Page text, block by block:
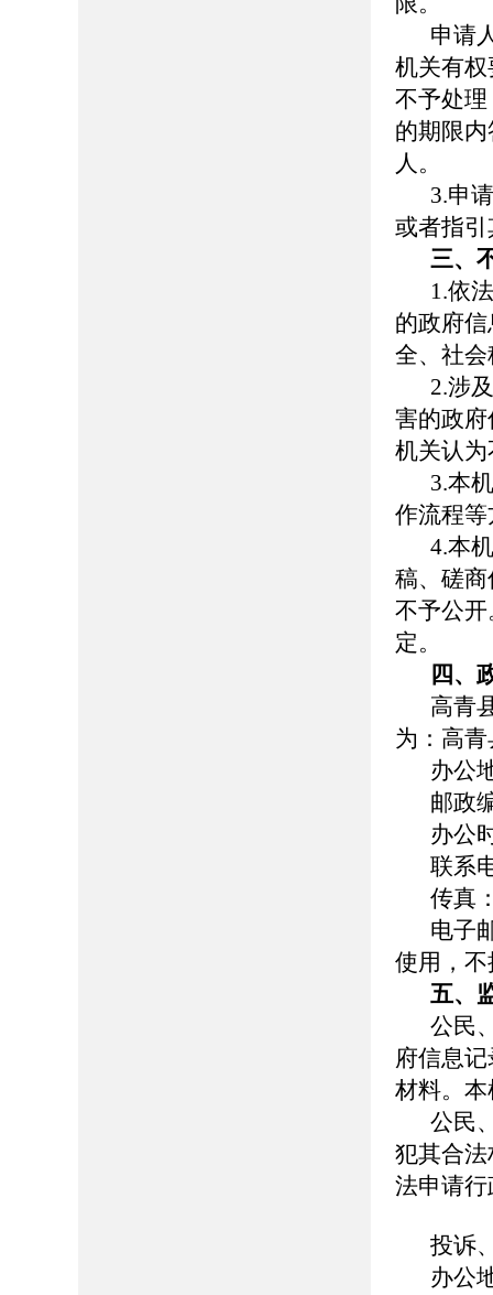
申请
机关有
不予处
的期限
人。
3.申
或者指
三、
1.依
的政府
全、社
2.涉
害的政
机关认
3.本
作流程
4.本
稿、磋
不予公
定。
四、
高青
为：高
办公
邮政
办公
联系
传真
电子
使用，
五、
公民
府信息
材料。
公民
犯其合
法申请
投诉
办公